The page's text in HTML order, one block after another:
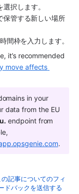
選択します。
保管する新しい場所
間枠を入力します。
it’s recommended
move affects
in your
data from the EU
endpoint from
.
の記事についてのフィ
ドバックを送信する